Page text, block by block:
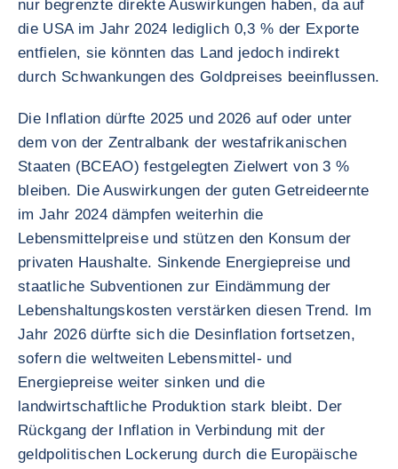
nur begrenzte direkte Auswirkungen haben, da auf
die USA im Jahr 2024 lediglich 0,3 % der Exporte
entfielen, sie könnten das Land jedoch indirekt
durch Schwankungen des Goldpreises beeinflussen.
Die Inflation dürfte 2025 und 2026 auf oder unter
dem von der Zentralbank der westafrikanischen
Staaten (BCEAO) festgelegten Zielwert von 3 %
bleiben. Die Auswirkungen der guten Getreideernte
im Jahr 2024 dämpfen weiterhin die
Lebensmittelpreise und stützen den Konsum der
privaten Haushalte. Sinkende Energiepreise und
staatliche Subventionen zur Eindämmung der
Lebenshaltungskosten verstärken diesen Trend. Im
Jahr 2026 dürfte sich die Desinflation fortsetzen,
sofern die weltweiten Lebensmittel- und
Energiepreise weiter sinken und die
landwirtschaftliche Produktion stark bleibt. Der
Rückgang der Inflation in Verbindung mit der
geldpolitischen Lockerung durch die Europäische